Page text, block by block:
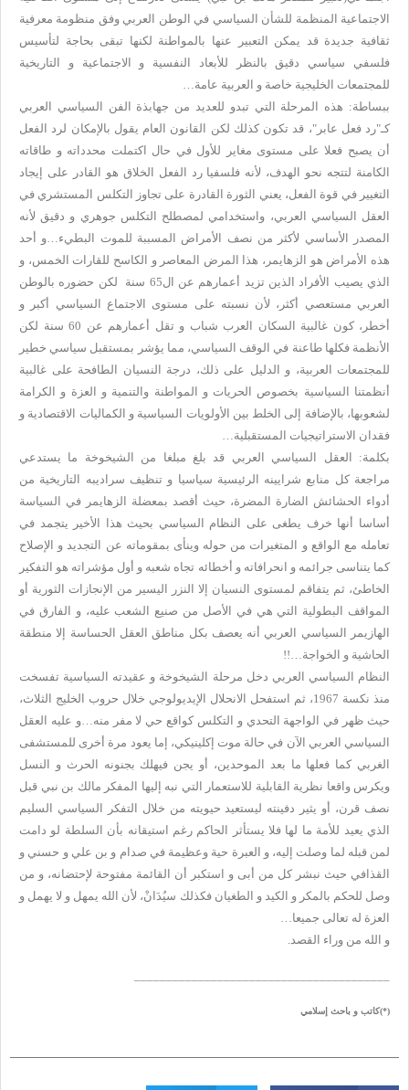
الاجتماعية المنظمة للشأن السياسي في الوطن العربي وفق منظومة معرفية
ثقافية جديدة قد يمكن التعبير عنها بالمواطنة لكنها تبقى بحاجة لتأسيس
فلسفي سياسي دقيق بالنظر للأبعاد النفسية و الاجتماعية و التاريخية
للمجتمعات الخليجية خاصة و العربية عامة…
ببساطة: هذه المرحلة التي تبدو للعديد من جهابذة الفن السياسي العربي
كـ"رد فعل عابر"، قد تكون كذلك لكن القانون العام يقول بالإمكان لرد الفعل
أن يصبح فعلا على مستوى مغاير للأول في حال اكتملت محدداته و طاقاته
الكامنة لتتجه نحو الهدف، لأنه فلسفيا رد الفعل الخلاق هو القادر على إيجاد
التغيير في قوة الفعل، يعني الثورة القادرة على تجاوز التكلس المستشري في
العقل السياسي العربي، واستخدامي لمصطلح التكلس جوهري و دقيق لأنه
المصدر الأساسي لأكثر من نصف الأمراض المسببة للموت البطيء…و أحد
هذه الأمراض هو الزهايمر، هذا المرض المعاصر و الكاسح للقارات الخمس، و
الذي يصيب الأفراد الذين تزيد أعمارهم عن ال65 سنة لكن حضوره بالوطن
العربي مستعصي أكثر، لأن نسبته على مستوى الاجتماع السياسي أكبر و
أخطر، كون غالبية السكان العرب شباب و تقل أعمارهم عن 60 سنة لكن
الأنظمة فكلها طاعنة في الوقف السياسي، مما يؤشر بمستقبل سياسي خطير
للمجتمعات العربية، و الدليل على ذلك، درجة النسيان الطافحة على غالبية
أنظمتنا السياسية بخصوص الحريات و المواطنة والتنمية و العزة و الكرامة
لشعوبها، بالإضافة إلى الخلط بين الأولويات السياسية و الكماليات الاقتصادية و
فقدان الاستراتيجيات المستقبلية…
بكلمة: العقل السياسي العربي قد بلغ مبلغا من الشيخوخة ما يستدعي
مراجعة كل منابع شرايينه الرئيسية سياسيا و تنظيف سراديبه التاريخية من
أدواء الحشائش الضارة المضرة، حيث أقصد بمعضلة الزهايمر في السياسة
أساسا أنها خرف يطغى على النظام السياسي بحيث هذا الأخير يتجمد في
تعامله مع الواقع و المتغيرات من حوله وينأى بمقوماته عن التجديد و الإصلاح
كما يتناسى جرائمه و انحرافاته و أخطائه تجاه شعبه و أول مؤشراته هو التفكير
الخاطئ، ثم يتفاقم لمستوى النسيان إلا النزر اليسير من الإنجازات الثورية أو
المواقف البطولية التي هي في الأصل من صنيع الشعب عليه، و الفارق في
الهازيمر السياسي العربي أنه يعصف بكل مناطق العقل الحساسة إلا منطقة
الحاشية و الخواجة…!!
النظام السياسي العربي دخل مرحلة الشيخوخة و عقيدته السياسية تفسخت
منذ نكسة 1967، ثم استفحل الانحلال الإيديولوجي خلال حروب الخليج الثلاث،
حيث ظهر في الواجهة التحدي و التكلس كواقع حي لا مفر منه…و عليه العقل
السياسي العربي الآن في حالة موت إكلينيكي، إما يعود مرة أخرى للمستشفى
الغربي كما فعلها ما بعد الموحدين، أو يجن فيهلك بجنونه الحرث و النسل
ويكرس واقعا نظرية القابلية للاستعمار التي نبه إليها المفكر مالك بن نبي قبل
نصف قرن، أو يثير دفينته ليستعيد حيويته من خلال التفكر السياسي السليم
الذي يعيد للأمة ما لها فلا يستأثر الحاكم رغم استيقانه بأن السلطة لو دامت
لمن قبله لما وصلت إليه، و العبرة حية وعظيمة في صدام و بن علي و حسني و
القذافي حيث نبشر كل من أبى و استكبر أن القائمة مفتوحة لإحتضانه، و من
وصل للحكم بالمكر و الكيد و الطغيان فكذلك سيُدَانْ، لأن الله يمهل و لا يهمل و
العزة له تعالى جميعا…
و الله من وراء القصد.
(
*)كاتب و باحث إسلامي